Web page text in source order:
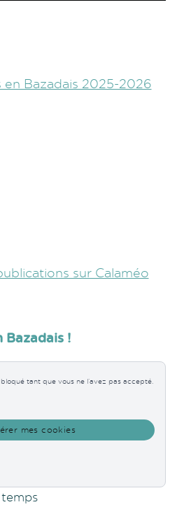
en Bazadais 2025-2026
sur Calaméo
Bazadais !
tant que vous ne l’avez pas accepté.
mes cookies